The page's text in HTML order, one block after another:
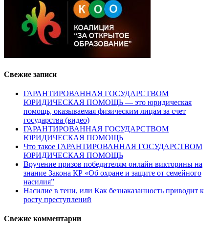
Свежие записи
ГАРАНТИРОВАННАЯ ГОСУДАРСТВОМ
ЮРИДИЧЕСКАЯ ПОМОЩЬ — это юридическая
помощь, оказываемая физическим лицам за счет
государства (видео)
ГАРАНТИРОВАННАЯ ГОСУДАРСТВОМ
ЮРИДИЧЕСКАЯ ПОМОЩЬ
Что такое ГАРАНТИРОВАННАЯ ГОСУДАРСТВОМ
ЮРИДИЧЕСКАЯ ПОМОЩЬ
Вручение призов победителям онлайн викторины на
знание Закона КР «Об охране и защите от семейного
насилия”
Насилие в тени, или Как безнаказанность приводит к
росту преступлений
Свежие комментарии